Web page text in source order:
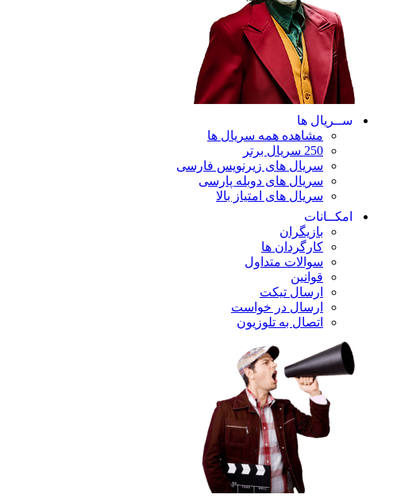
ســریال ها
مشاهده همه سریال ها
250 سریال برتر
سریال های زیرنویس فارسی
سریال های دوبله پارسی
سریال های امتیاز بالا
امکــانات
بازیگران
کارگردان ها
سوالات متداول
قوانین
ارسال تیکت
ارسال در خواست
اتصال به تلوزیون